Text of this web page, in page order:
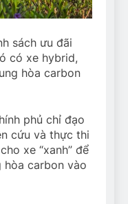
sách ưu đãi
có xe hybrid,
hòa carbon
phủ chỉ đạo
cứu và thực thi
xe “xanh” để
hòa carbon vào